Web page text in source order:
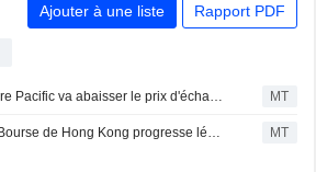
Ajouter à une liste Rapport PDF
Swire Pacific va abaisser le prix d'échange de ses obligations de 4,7 milliards de HK$ après le dividende de Cathay Pacific MT
La Bourse de Hong Kong progresse légèrement ; Cathay Pacific grimpe après l'envolée de ses bénéfices MT